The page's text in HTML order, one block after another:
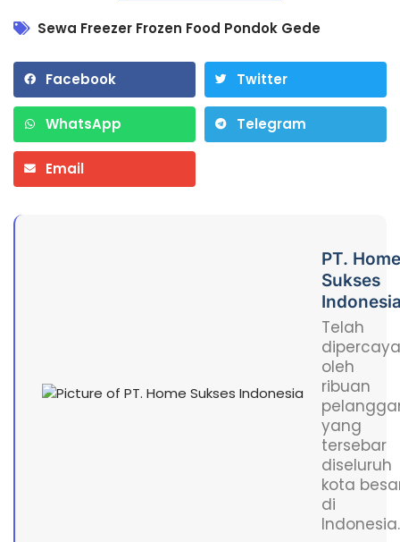
Sewa Freezer Frozen Food Pondok Gede
Facebook Twitter
WhatsApp Telegram
Email
PT. Home
Sukses
Telah
dipercaya
oleh
ribuan
yang
tersebar
diseluruh
kota
di
Indonesia.